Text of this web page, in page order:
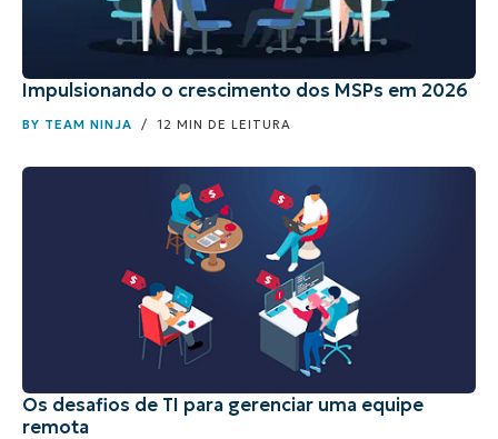
Impulsionando o crescimento dos MSPs em 2026
BY TEAM NINJA / 12 MIN DE LEITURA
Os desafios de TI para gerenciar uma equipe
remota